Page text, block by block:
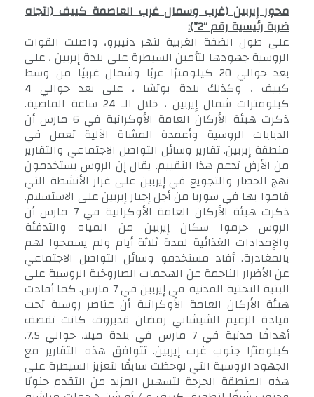
محور إيربين (غرب وسمال غرب العاصمة كييف (اتجاه
ضربة رئيسية رقم “2”):
على طول الضفة الغربية لنهر دنيبرو، واصلت القوات
الروسية جهودها لتأمين السيطرة على بلدة إيربين ، على
بعد حوالي 20 كيلومترًا غربًا وشمال غربيًا من وسط
كييف ، وكذلك بلدة بوتشا ، على بعد حوالي 4
كيلومترات شمال إيربين ، خلال الـ 24 ساعة الماضية.
ذكرت هيئة الأركان العامة الأوكرانية في 6 مارس أن
الدبابات الروسية وأعمدة المشاة الآلية تعمل في
منطقة إيربين. تقارير وسائل التواصل الاجتماعي والتقارير
من الأرض تدعم هذا التقييم. يقال إن الروس يستخدمون
نهج الحصار والتجويع في إيربين على غرار الأنشطة التي
قاموا بها في سوريا من أجل إجبار إيربين على الاستسلام.
ذكرت هيئة الأركان العامة الأوكرانية في 7 مارس أن
الروس حرموا سكان إيربين من المياه والتدفئة
والإمدادات الغذائية لمدة ثلاثة أيام ولم يسمحوا لهم
بالمغادرة. أفاد مستخدمو وسائل التواصل الاجتماعي
عن الأضرار الناجمة عن الهجمات الصاروخية الروسية على
البنية التحتية المدنية في إيربين في 7 مارس. كما أفادت
هيئة الأركان العامة الأوكرانية أن عناصر روسية تحت
قيادة الزعيم الشيشاني رمضان قديروف كانت تقصف
أهدافًا مدنية في 7 مارس في بلدة ميلا، حوالي 7.5.
كيلومترًا جنوب غرب إيربين. تتوافق هذه التقارير مع
الجهود الروسية التي لوحظت سابقًا لتعزيز السيطرة على
هذه المنطقة الحرجة لتسهيل المزيد من التقدم جنوبًا